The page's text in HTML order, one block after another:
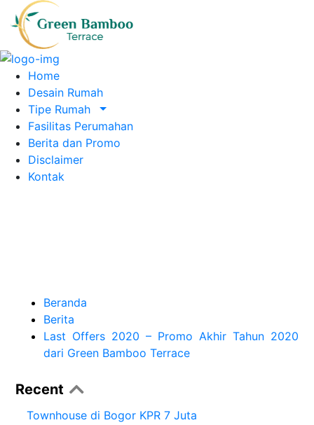
Home
Desain Rumah
Tipe Rumah
Fasilitas Perumahan
Berita dan Promo
Disclaimer
Kontak
Beranda
Berita
Last Offers 2020 – Promo Akhir Tahun 2020
dari Green Bamboo Terrace
Recent
Townhouse di Bogor KPR 7 Juta